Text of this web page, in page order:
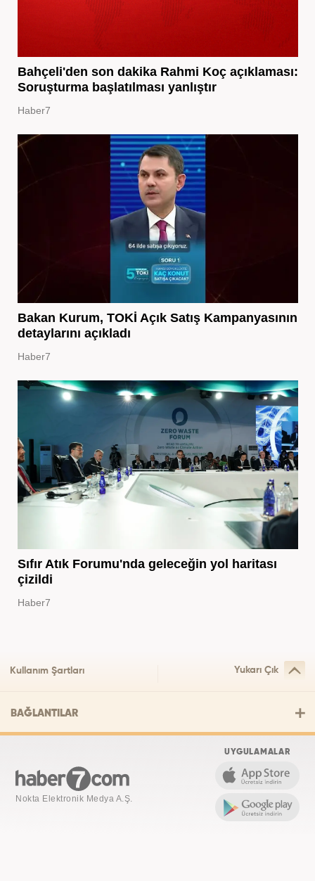
Bahçeli'den son dakika Rahmi Koç açıklaması:
Soruşturma başlatılması yanlıştır
Haber7
Bakan Kurum, TOKİ Açık Satış Kampanyasının
detaylarını açıkladı
Haber7
Sıfır Atık Forumu'nda geleceğin yol haritası
çizildi
Haber7
Kullanım Şartları Yukarı Çık
BAĞLANTILAR
Nokta Elektronik Medya A.Ş.
UYGULAMALAR